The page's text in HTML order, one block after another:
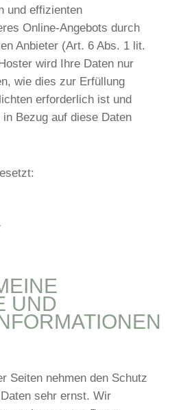
und effizienten
Online-Angebots durch
Anbieter (Art. 6 Abs. 1 lit.
wird Ihre Daten nur
wie dies zur Erfüllung
erforderlich ist und
Bezug auf diese Daten
UND
Seiten nehmen den Schutz
sehr ernst. Wir